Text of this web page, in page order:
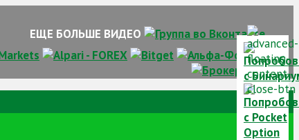
ЕЩЕ БОЛЬШЕ ВИДЕО